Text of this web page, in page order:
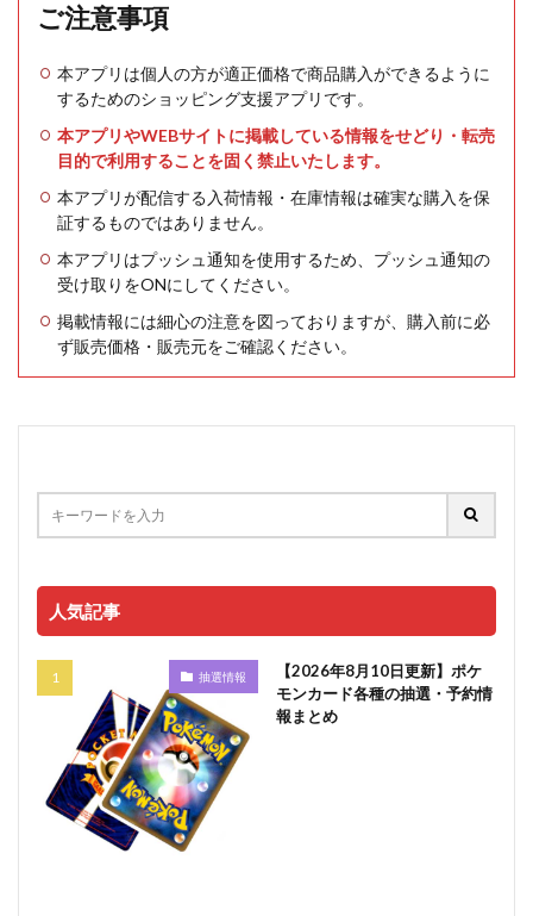
ご注意事項
本アプリは個人の方が適正価格で商品購入ができるように
するためのショッピング支援アプリです。
本アプリやWEBサイトに掲載している情報をせどり・転売
目的で利用することを固く禁止いたします。
本アプリが配信する入荷情報・在庫情報は確実な購入を保
証するものではありません。
本アプリはプッシュ通知を使用するため、プッシュ通知の
受け取りをONにしてください。
掲載情報には細心の注意を図っておりますが、購入前に必
ず販売価格・販売元をご確認ください。
人気記事
抽選情報
【2026年8月10日更新】ポケ
モンカード各種の抽選・予約情
報まとめ